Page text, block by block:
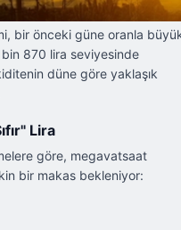
bir önceki güne oranla
870 lira seviyesinde
düne göre yaklaşık
Lira
göre, megavatsaat
bir makas bekleniyor: